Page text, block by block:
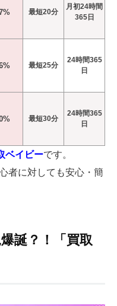
最短20分
月初24時間
365日
最短25分
24時間365
日
最短30分
24時間365
日
ベイビーです。
者に対しても安心・簡
誕？！「買取